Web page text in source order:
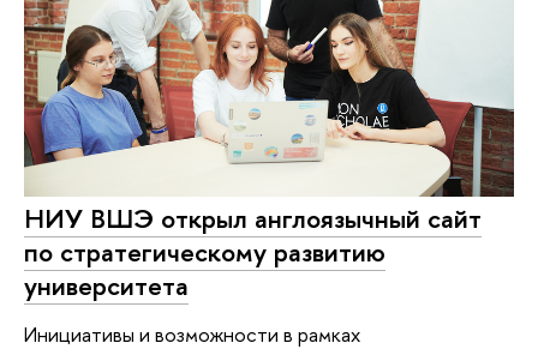
НИУ ВШЭ открыл англоязычный сайт
по стратегическому развитию
университета
Инициативы и возможности в рамках